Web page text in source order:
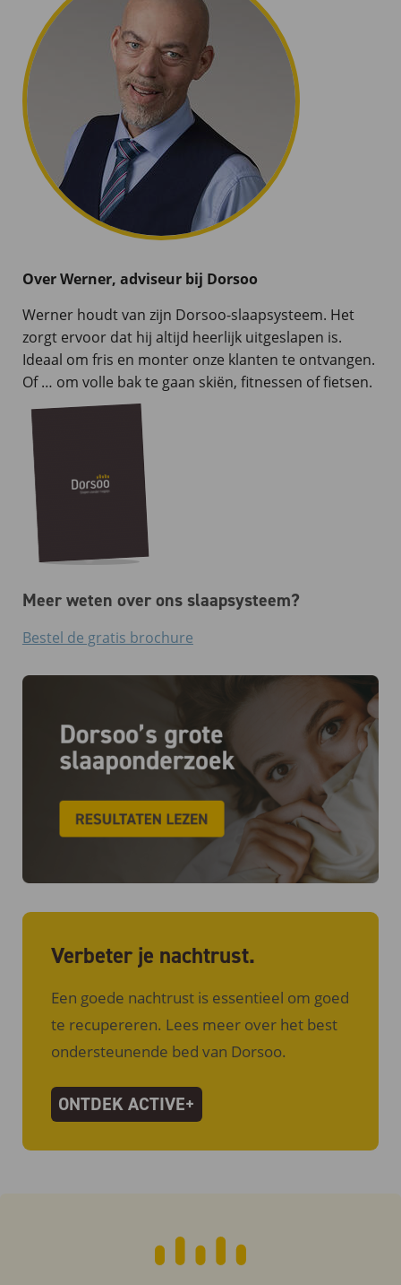
Over Werner, adviseur bij Dorsoo
Werner houdt van zijn Dorsoo-slaapsysteem. Het
zorgt ervoor dat hij altijd heerlijk uitgeslapen is.
Ideaal om fris en monter onze klanten te ontvangen.
Of … om volle bak te gaan skiën, fitnessen of fietsen.
Meer weten over ons slaapsysteem?
Bestel de gratis brochure
Verbeter je nachtrust.
Een goede nachtrust is essentieel om goed
te recupereren. Lees meer over het best
ondersteunende bed van Dorsoo.
ONTDEK ACTIVE+